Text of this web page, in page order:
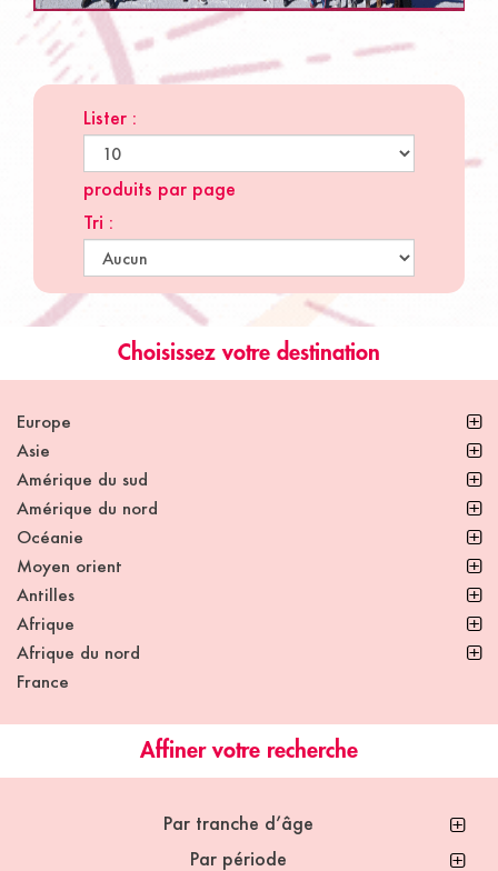
Lister :
produits par page
Tri :
Choisissez votre destination
Europe
Asie
Amérique du sud
Amérique du nord
Océanie
Moyen orient
Antilles
Afrique
Afrique du nord
France
Affiner votre recherche
Par tranche d’âge
Par période